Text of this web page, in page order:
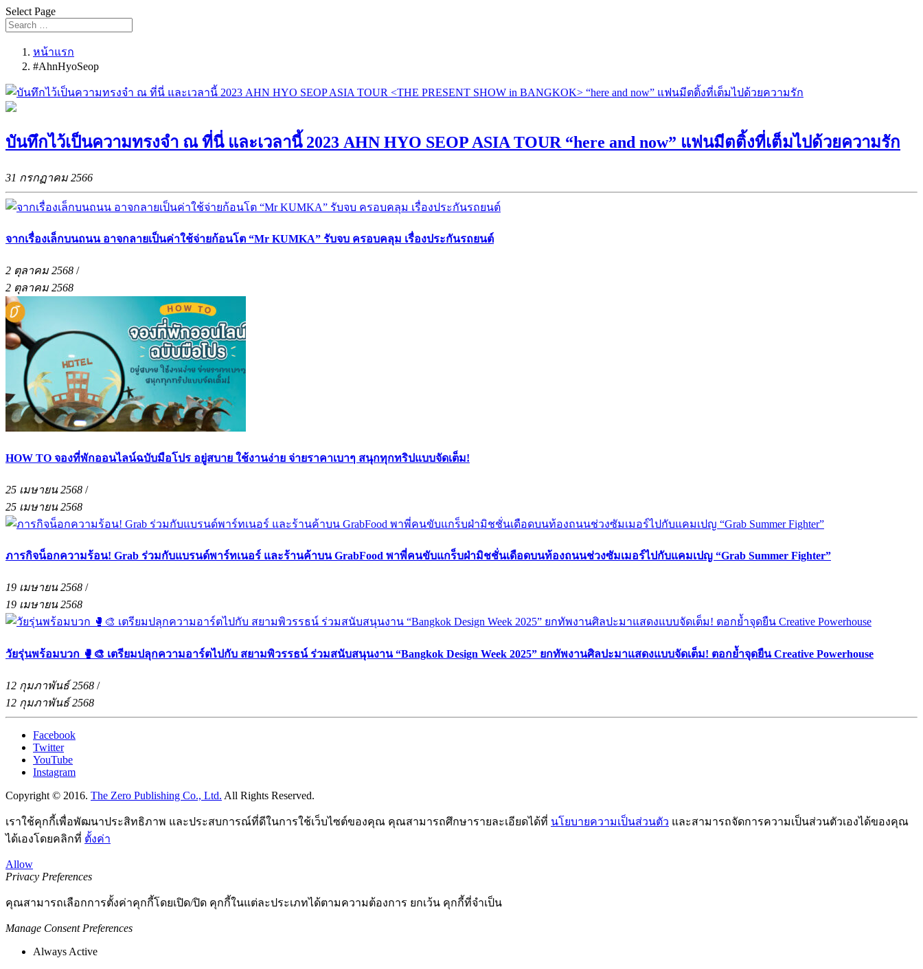
Select Page
หน้าแรก
#AhnHyoSeop
บันทึกไว้เป็นความทรงจำ ณ ที่นี่ และเวลานี้ 2023 AHN HYO SEOP ASIA TOUR “here and now” แฟนมีตติ้งที่เต็มไปด้วยความรัก
31 กรกฏาคม 2566
จากเรื่องเล็กบนถนน อาจกลายเป็นค่าใช้จ่ายก้อนโต “Mr KUMKA” รับจบ ครอบคลุม เรื่องประกันรถยนต์
2 ตุลาคม 2568 /
2 ตุลาคม 2568
HOW TO จองที่พักออนไลน์ฉบับมือโปร อยู่สบาย ใช้งานง่าย จ่ายราคาเบาๆ สนุกทุกทริปแบบจัดเต็ม!
25 เมษายน 2568 /
25 เมษายน 2568
ภารกิจน็อกความร้อน! Grab ร่วมกับแบรนด์พาร์ทเนอร์ และร้านค้าบน GrabFood พาพี่คนขับแกร็บฝ่ามิชชั่นเดือดบนท้องถนนช่วงซัมเมอร์ไปกับแคมเปญ “Grab Summer Fighter”
19 เมษายน 2568 /
19 เมษายน 2568
วัยรุ่นพร้อมบวก 🥊🎨 เตรียมปลุกความอาร์ตไปกับ สยามพิวรรธน์ ร่วมสนับสนุนงาน “Bangkok Design Week 2025” ยกทัพงานศิลปะมาแสดงแบบจัดเต็ม! ตอกย้ำจุดยืน Creative Powerhouse
12 กุมภาพันธ์ 2568 /
12 กุมภาพันธ์ 2568
Facebook
Twitter
YouTube
Instagram
Copyright © 2016. The Zero Publishing Co., Ltd. All Rights Reserved.
เราใช้คุกกี้เพื่อพัฒนาประสิทธิภาพ และประสบการณ์ที่ดีในการใช้เว็บไซต์ของคุณ คุณสามารถศึกษารายละเอียดได้ที่ นโยบายความเป็นส่วนตัว และสามารถจัดการความเป็นส่วนตัวเองได้ของคุณ
ได้เองโดยคลิกที่ ตั้งค่า
Allow
Privacy Preferences
คุณสามารถเลือกการตั้งค่าคุกกี้โดยเปิด/ปิด คุกกี้ในแต่ละประเภทได้ตามความต้องการ ยกเว้น คุกกี้ที่จำเป็น
Manage Consent Preferences
Always Active